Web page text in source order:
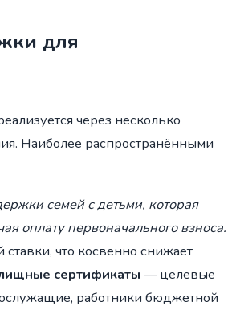
для
через несколько
Наиболее распространёнными
семей с детьми, которая
оплату первоначального взноса.
что косвенно снижает
сертификаты — целевые
работники бюджетной